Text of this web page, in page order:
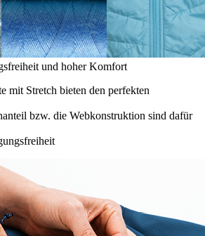
und hoher Komfort
mit Stretch bieten den perfekten
bzw. die Webkonstruktion sind dafür